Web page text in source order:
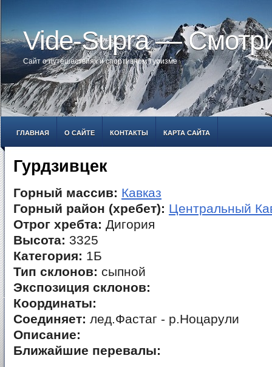
Vide-Supra —
Сайт о путешествиях и спортивном туризме
ГЛАВНАЯ О САЙТЕ КОНТАКТЫ КАРТА САЙТА
Гурдзивцек
Горный массив: Кавказ
Горный район (хребет): Центральный
Отрог хребта: Дигория
Высота: 3325
Категория: 1Б
Тип склонов: сыпной
Экспозиция склонов:
Координаты:
Соединяет: лед.Фастаг - р.Ноцарули
Описание:
Ближайшие перевалы: